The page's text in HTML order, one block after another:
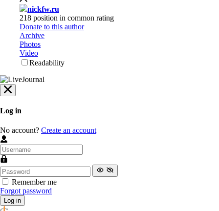
nickfw.ru
218 position in common rating
Donate to this author
Archive
Photos
Video
Readability
Log in
No account? Create an account
Remember me
Forgot password
Log in